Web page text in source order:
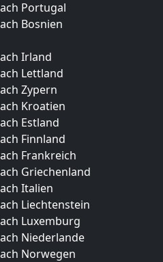
Portugal
Bosnien
Irland
Lettland
Zypern
Kroatien
Estland
Finnland
Frankreich
Griechenland
Italien
Liechtenstein
Luxemburg
Niederlande
Norwegen